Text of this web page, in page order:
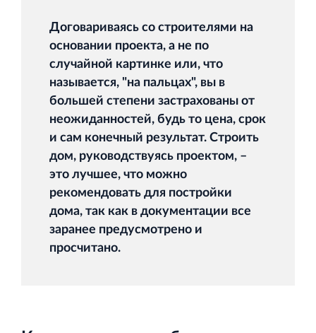
Научно‐исследовательский институт
ЛЕННИИПРОЕКТ
Проектный институт по жилищно‐гражданскому
Торговый комплекс НОРД в Кингисеппе
Современный торговый комплекс в центре города
Кингисепп
Договариваясь со строителями на
основании проекта, а не по
случайной картинке или, что
называется, "на пальцах", вы в
большей степени застрахованы от
неожиданностей, будь то цена, срок
и сам конечный результат. Строить
дом, руководствуясь проектом, –
это лучшее, что можно
рекомендовать для постройки
дома, так как в документации все
заранее предусмотрено и
просчитано.